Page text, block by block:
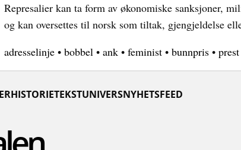
Represalier kan ta form av økonomiske sanksjoner,
og kan oversettes til norsk som tiltak, gjengjeldelse
adresselinje • bobbel • ank • feminist • bunnpris • prest
HISTORIETEKSTUNIVERSNYHETSFEED